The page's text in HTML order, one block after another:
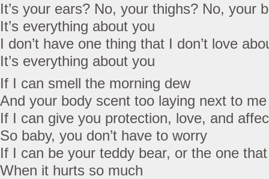
It’s your ears? No, your thighs? No, your
It’s everything about you
I don’t have one thing that I don’t love
It’s everything about you
If I can smell the morning dew
And your body scent too laying next to me
If I can give you protection, love, and
So baby, you don’t have to worry
If I can be your teddy bear, or the one
When it hurts so much